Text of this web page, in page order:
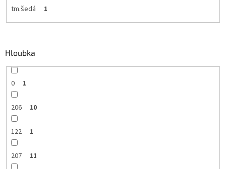
tm.šedá 1
Hloubka
0 1
206 10
122 1
207 11